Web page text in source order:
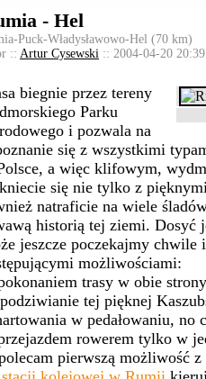
- Hel
Puck-Władysławowo-Hel (70 km)
:: Artur Cysewski :: 2004-04-20
biegnie przez tereny
Parku
i pozwala na
się z wszystkimi
a więc klifowym,
się nie tylko z
natraficie na wiele
historią tej ziemi. Dosyć
jeszcze poczekajmy chwile
możliwościami:
trasy w obie
tej pięknej
w pedałowaniu, no
rowerem tylko w
pierwszą możliwość